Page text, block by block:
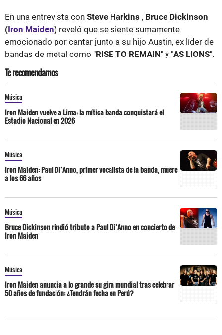
En una entrevista con Steve Harkins , Bruce Dickinson
(Iron Maiden) reveló que se siente sumamente
emocionado por cantar junto a su hijo Austin, ex líder de
bandas de metal como "RISE TO REMAIN" y "AS LIONS".
Te recomendamos
Música
Iron Maiden vuelve a Lima: la mítica banda conquistará el
Estadio Nacional en 2026
Música
Iron Maiden: Paul Di’Anno, primer vocalista de la banda, muere
a los 66 años
Música
Bruce Dickinson rindió tributo a Paul Di’Anno en concierto de
Iron Maiden
Música
Iron Maiden anuncia a lo grande su gira mundial tras celebrar
50 años de fundación: ¿Tendrán fecha en Perú?